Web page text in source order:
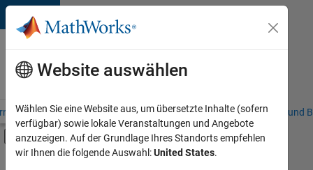
Weiter zum Inhalt
Karriere
bei
MathWorks
– Übersicht Stellensuche Niederlassungen Studierende und
Umschaltung für Off-Canvas-
Hauptinhalt
Website auswählen
Wählen Sie eine Website aus, um übersetzte Inhalte (sofern
verfügbar) sowie lokale Veranstaltungen und Angebote
anzuzeigen. Auf der Grundlage Ihres Standorts empfehlen
wir Ihnen die folgende Auswahl:United States.